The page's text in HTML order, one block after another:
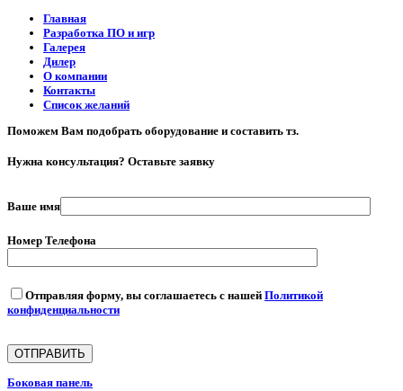
Главная
Разработка ПО и игр
Галерея
Дилер
О компании
Контакты
Список желаний
Поможем Вам подобрать оборудование и составить тз.
Нужна консультация? Оставьте заявку
Ваше имя
Номер Телефона
Отправляя форму, вы соглашаетесь с нашей Политикой
конфиденциальности
Боковая панель